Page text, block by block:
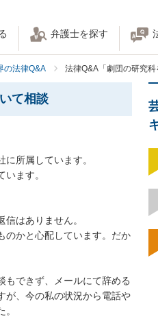
弁護士を探す
の法律Q&A 法律Q&A「劇団の研究
て相談
所属しています。
ます。
はありません。
のかと心配しています。だか
もできず、メールにて辞める
が、今の私の状況から電話や